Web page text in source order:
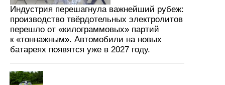
Индустрия перешагнула важнейший рубеж:
производство твёрдотельных электролитов
перешло от «килограммовых» партий
к «тоннажным». Автомобили на новых
батареях появятся уже в 2027 году.